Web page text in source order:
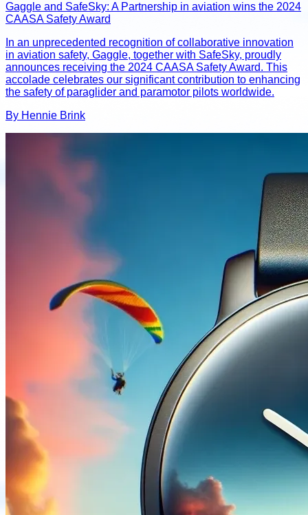
Gaggle and SafeSky: A Partnership in aviation wins the 2024
CAASA Safety Award
In an unprecedented recognition of collaborative innovation
in aviation safety, Gaggle, together with SafeSky, proudly
announces receiving the 2024 CAASA Safety Award. This
accolade celebrates our significant contribution to enhancing
the safety of paraglider and paramotor pilots worldwide.
By Hennie Brink